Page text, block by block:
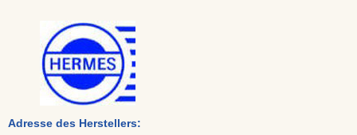
Adresse des Herstellers: